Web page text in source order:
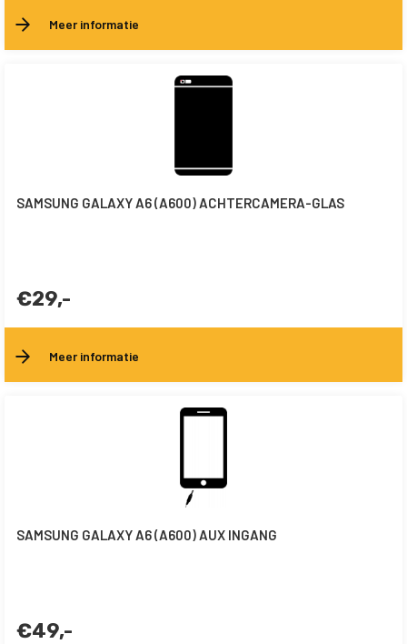
Meer informatie
SAMSUNG GALAXY A6 (A600) ACHTERCAMERA-GLAS
€29,-
Meer informatie
SAMSUNG GALAXY A6 (A600) AUX INGANG
€49,-